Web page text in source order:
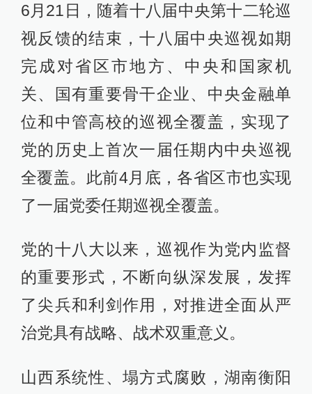
6月21日，随着十八届中央第十二轮巡
视反馈的结束，十八届中央巡视如期
完成对省区市地方、中央和国家机
关、国有重要骨干企业、中央金融单
位和中管高校的巡视全覆盖，实现了
党的历史上首次一届任期内中央巡视
全覆盖。此前4月底，各省区市也实现
了一届党委任期巡视全覆盖。
党的十八大以来，巡视作为党内监督
的重要形式，不断向纵深发展，发挥
了尖兵和利剑作用，对推进全面从严
治党具有战略、战术双重意义。
山西系统性、塌方式腐败，湖南衡阳